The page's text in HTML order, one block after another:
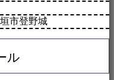
市登野城
ル